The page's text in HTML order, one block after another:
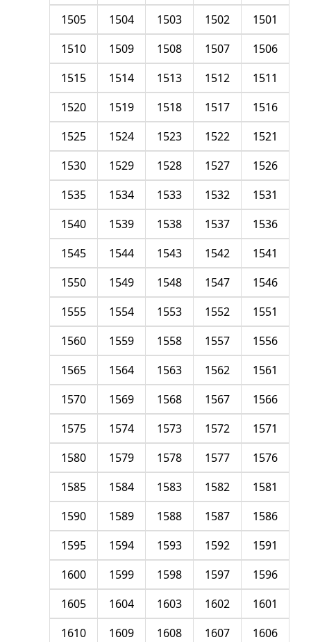
1501
1502
1503
1504
1505
1506
1507
1508
1509
1510
1511
1512
1513
1514
1515
1516
1517
1518
1519
1520
1521
1522
1523
1524
1525
1526
1527
1528
1529
1530
1531
1532
1533
1534
1535
1536
1537
1538
1539
1540
1541
1542
1543
1544
1545
1546
1547
1548
1549
1550
1551
1552
1553
1554
1555
1556
1557
1558
1559
1560
1561
1562
1563
1564
1565
1566
1567
1568
1569
1570
1571
1572
1573
1574
1575
1576
1577
1578
1579
1580
1581
1582
1583
1584
1585
1586
1587
1588
1589
1590
1591
1592
1593
1594
1595
1596
1597
1598
1599
1600
1601
1602
1603
1604
1605
1606
1607
1608
1609
1610